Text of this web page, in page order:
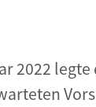
2022